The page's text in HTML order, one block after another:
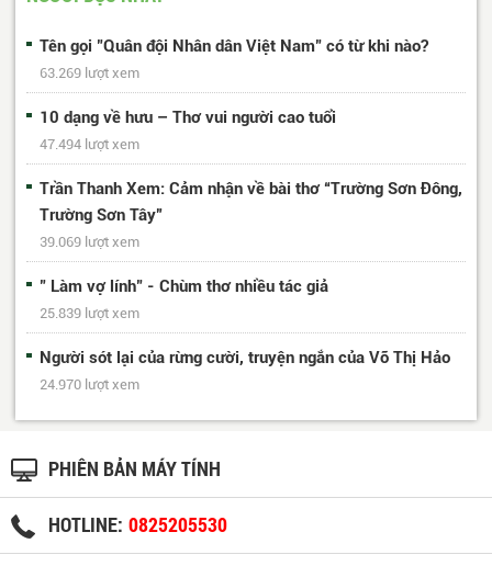
Tên gọi "Quân đội Nhân dân Việt Nam" có từ khi nào?
63.269 lượt xem
10 dạng về hưu – Thơ vui người cao tuổi
47.494 lượt xem
Trần Thanh Xem: Cảm nhận về bài thơ “Trường Sơn Đông,
Trường Sơn Tây”
39.069 lượt xem
" Làm vợ lính" - Chùm thơ nhiều tác giả
25.839 lượt xem
Người sót lại của rừng cười, truyện ngắn của Võ Thị Hảo
24.970 lượt xem
PHIÊN BẢN MÁY TÍNH
HOTLINE: 0825205530